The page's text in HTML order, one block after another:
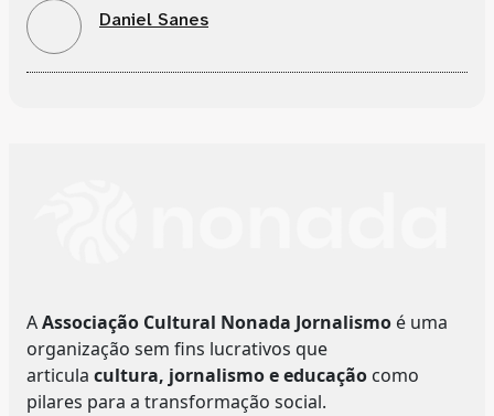
Daniel Sanes
AAssociação Cultural Nonada Jornalismo é uma
organização sem fins lucrativos que
articula cultura, jornalismo e educação como
pilares para a transformação social.